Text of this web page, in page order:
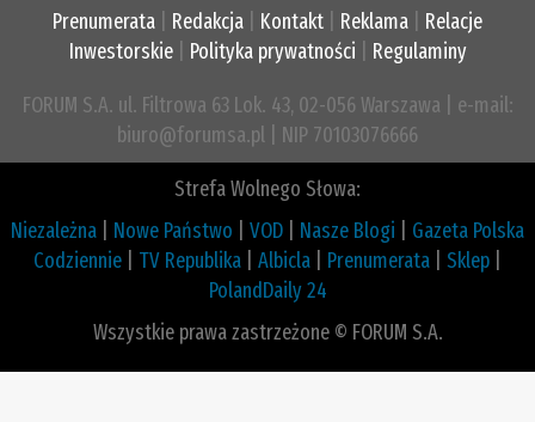
Prenumerata Redakcja Kontakt Reklama
Relacje
Inwestorskie| Polityka prywatności Regulaminy
FORUM S.A. ul. Filtrowa 63 Lok. 43, 02-056 Warszawa | e-mail:
biuro@forumsa.pl | NIP 70103076666
Strefa Wolnego Słowa:
Niezależna
Nowe Państwo VOD Nasze Blogi
Gazeta Polska
Codziennie
TV Republika Albicla Prenumerata Sklep
PolandDaily 24
Wszystkie prawa zastrzeżone © FORUM S.A.